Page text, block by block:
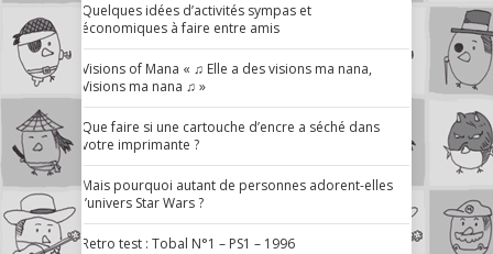
Quelques idées d’activités sympas et
économiques à faire entre amis
Visions of Mana « ♫ Elle a des visions ma nana,
Visions ma nana ♫ »
Que faire si une cartouche d’encre a séché dans
votre imprimante ?
Mais pourquoi autant de personnes adorent-elles
l’univers Star Wars ?
Retro test : Tobal N°1 – PS1 – 1996